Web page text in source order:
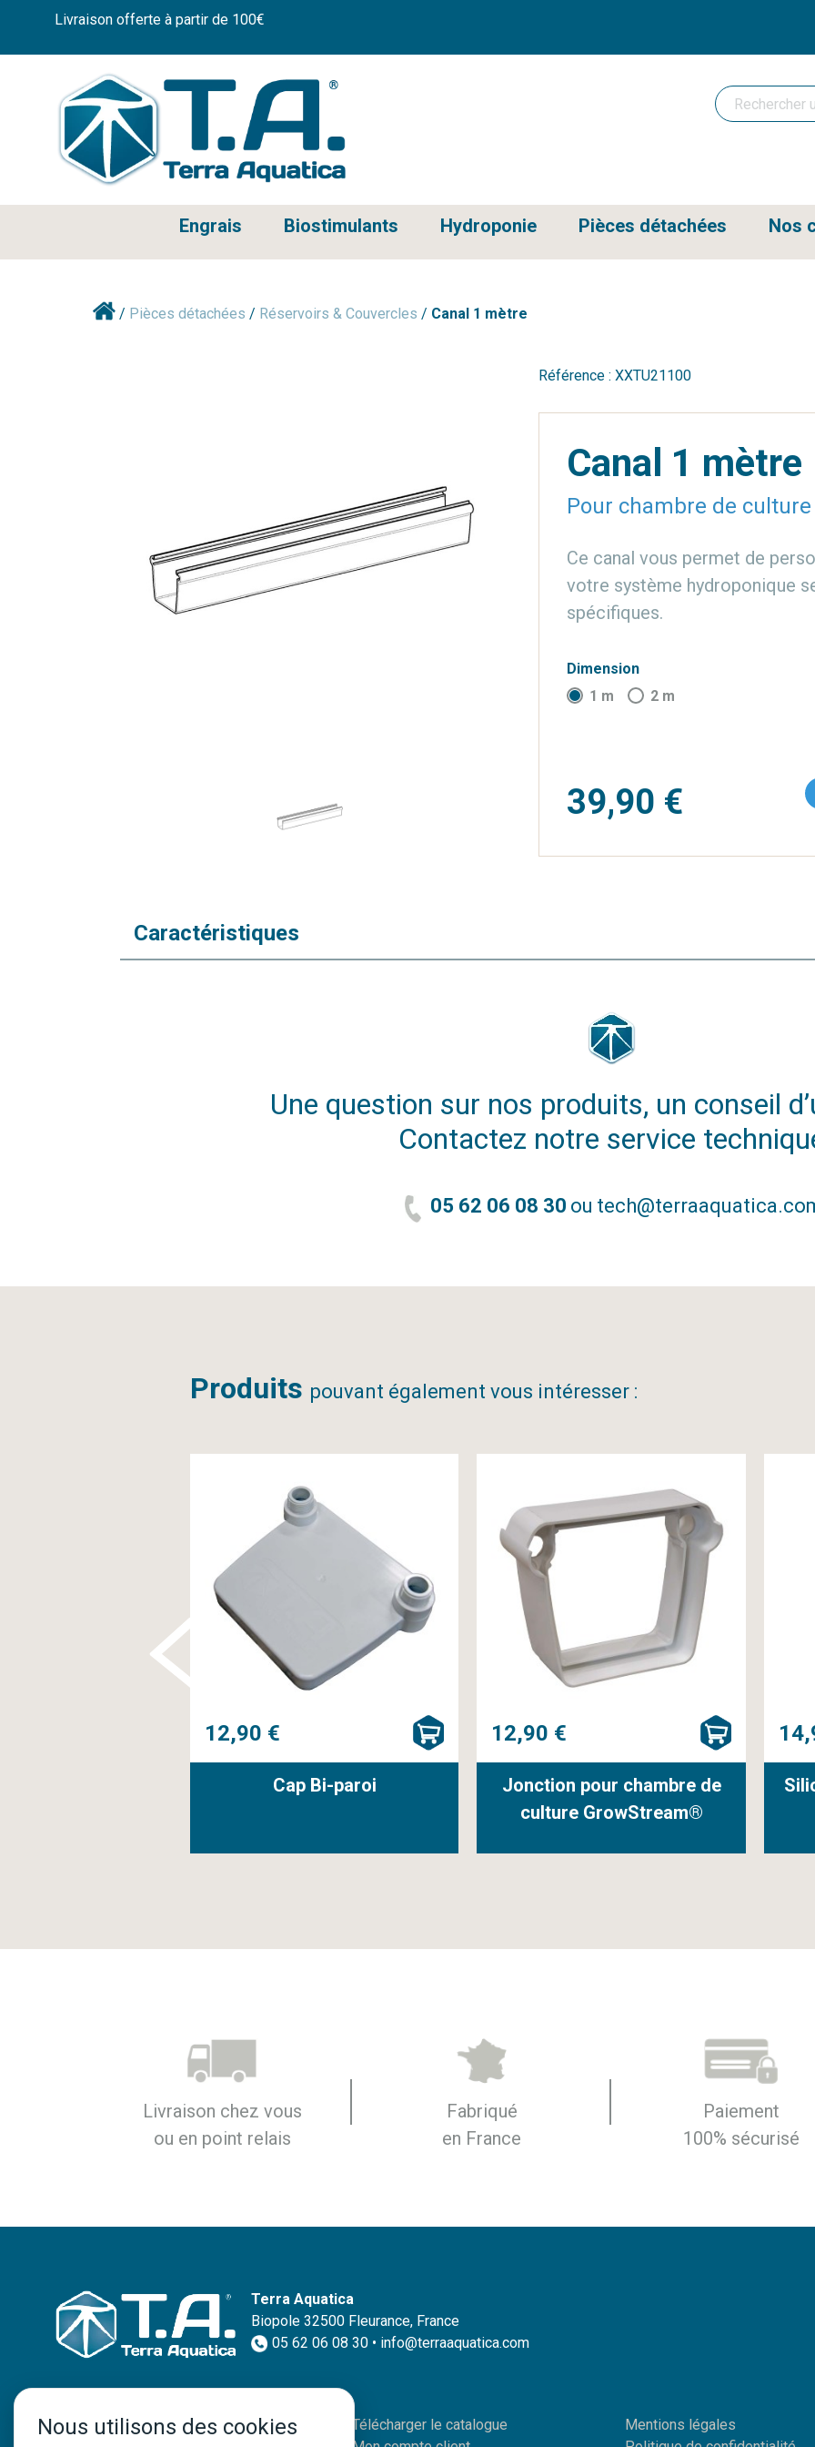
Livraison offerte à partir de 100€
Engrais Biostimulants Hydroponie Pièces détachées Nos
/ Pièces détachées / Réservoirs & Couvercles / Canal 1 mètre
Référence : XXTU21100
Canal 1 mètre
Pour chambre de culture
Ce canal vous permet de
votre système hydroponique
spécifiques.
Dimension
1 m
2 m
39,90 €
Caractéristiques
Une question sur nos produits, un conseil
Contactez notre service
05 62 06 08 30 ou
Produits pouvant également vous intéresser :
12,90 €
Cap Bi-paroi
12,90 €
Jonction pour chambre de
culture GrowStream®
Livraison chez vous
ou en point relais
Fabriqué
en France
Paiement
100% sécurisé
Terra Aquatica
Biopole 32500 Fleurance, France
05 62 06 08 30 • info@terraaquatica.com
Paiement en ligne
Télécharger le catalogue
Mentions légales
Nous utilisons des cookies